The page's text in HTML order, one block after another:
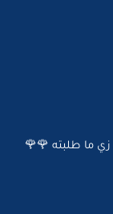
زي ما طلبته 🌹🌹